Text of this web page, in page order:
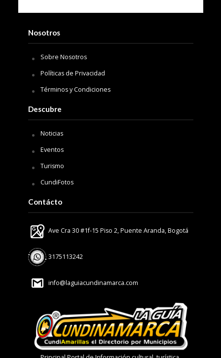
Nosotros
Sobre Nosotros
Políticas de Privacidad
Términos y Condiciones
Descubre
Noticias
Eventos
Turismo
CundiFotos
Contácto
Ave Cra 30 #1f-15 Piso 2, Puente Aranda, Bogotá
3175113242
info@laguiacundinamarca.com